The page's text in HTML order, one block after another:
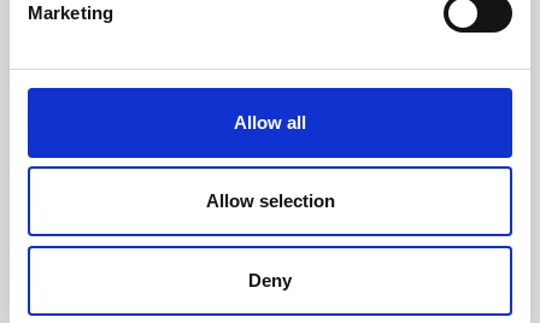
Marketing
Allow all
Allow selection
Deny
falou sobre a 'Obstipação Crónica' e deixou-nos
31 de maio, 2019